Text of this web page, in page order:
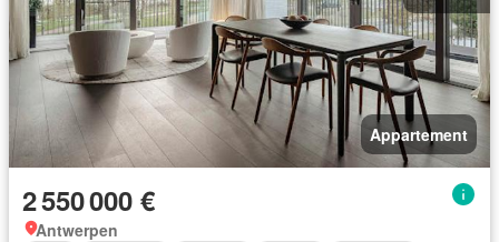
Appartement
2 550 000 €
Antwerpen